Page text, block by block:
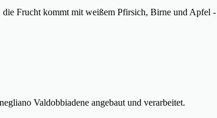
Frucht kommt mit weißem Pfirsich, Birne und Apfel
Valdobbiadene angebaut und verarbeitet.